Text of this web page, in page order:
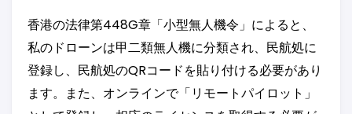
香港の法律第448G章「小型無人機令」によると、
私のドローンは甲二類無人機に分類され、民航処に
登録し、民航処のQRコードを貼り付ける必要があり
ます。また、オンラインで「リモートパイロット」